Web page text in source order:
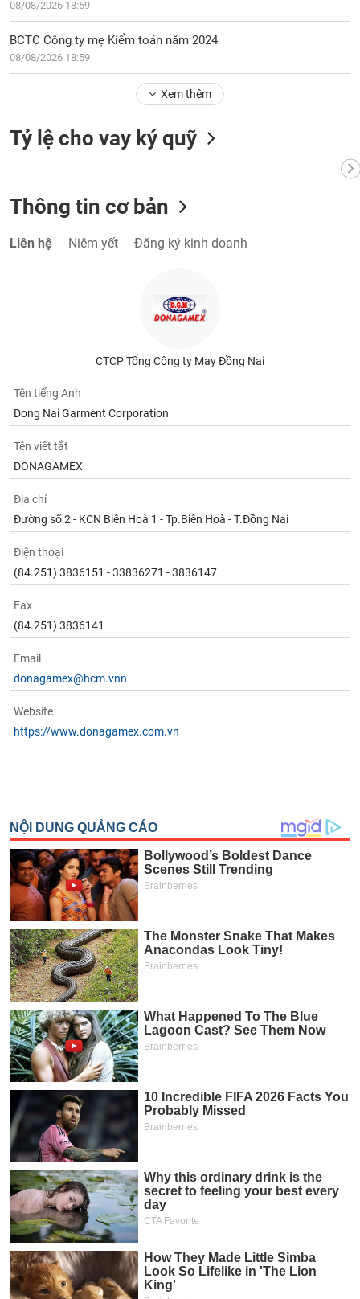
08/08/2026 18:59
BCTC Công ty mẹ Kiểm toán năm 2024
08/08/2026 18:59
Xem thêm
Tỷ lệ cho vay ký quỹ
Thông tin cơ bản
Liên hệ Niêm yết Đăng ký kinh doanh
CTCP Tổng Công ty May Đồng Nai
Tên tiếng Anh
Dong Nai Garment Corporation
Tên viết tắt
DONAGAMEX
Địa chỉ
Đường số 2 - KCN Biên Hoà 1 - Tp.Biên Hoà - T.Đồng Nai
Điện thoại
(84.251) 3836151 - 33836271 - 3836147
Fax
(84.251) 3836141
Email
donagamex@hcm.vnn
Website
https://www.donagamex.com.vn